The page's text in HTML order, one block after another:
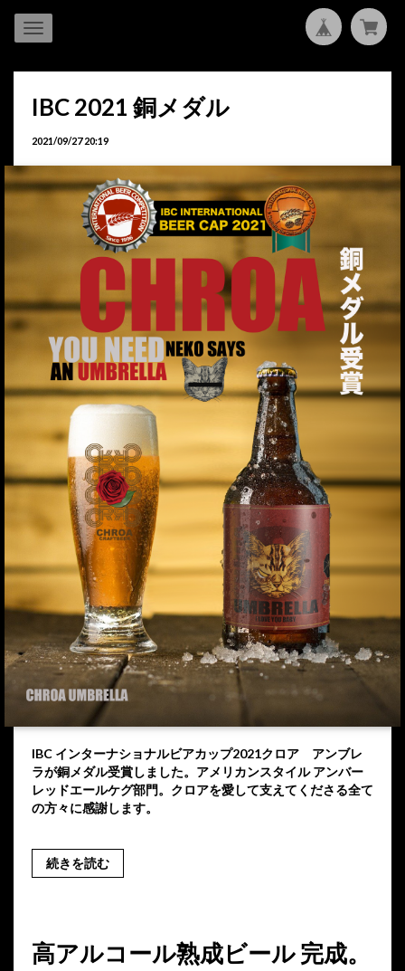
IBC 2021 銅メダル
2021/09/27 20:19
IBC インターナショナルビアカップ2021クロア アンブレ
ラが銅メダル受賞しました。アメリカンスタイル アンバー
レッドエールケグ部門。クロアを愛して支えてくださる全て
の方々に感謝します。
続きを読む
高アルコール熟成ビール 完成。